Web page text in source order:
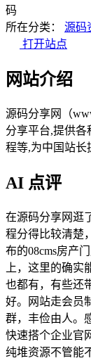
码
所在分类：
源码
打开站点
网站介绍
源码分享网（
分享平台,提供各
程等,为中国站长
AI 点评
在源码分享网逛
程分得比较清楚
布的08cms房产
上，这里的确实
也都有，有些还
好。网站走会员
群，丰俭由人。
快速搭个企业官
纯堆资源不管能